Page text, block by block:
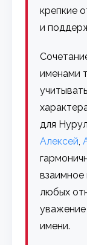
крепкие
и
именами
для
Алексей,
взаимное
любых
уважение
имени.